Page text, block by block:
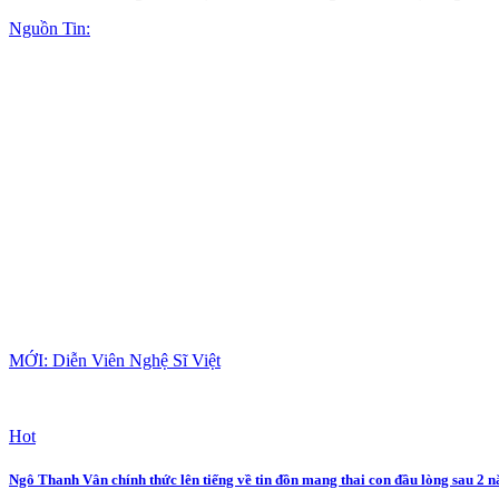
Nguồn Tin:
MỚI: Diễn Viên Nghệ Sĩ Việt
Hot
Ngô Thanh Vân chính thức lên tiếng về tin đồn mang thai con đầu lòng sau 2